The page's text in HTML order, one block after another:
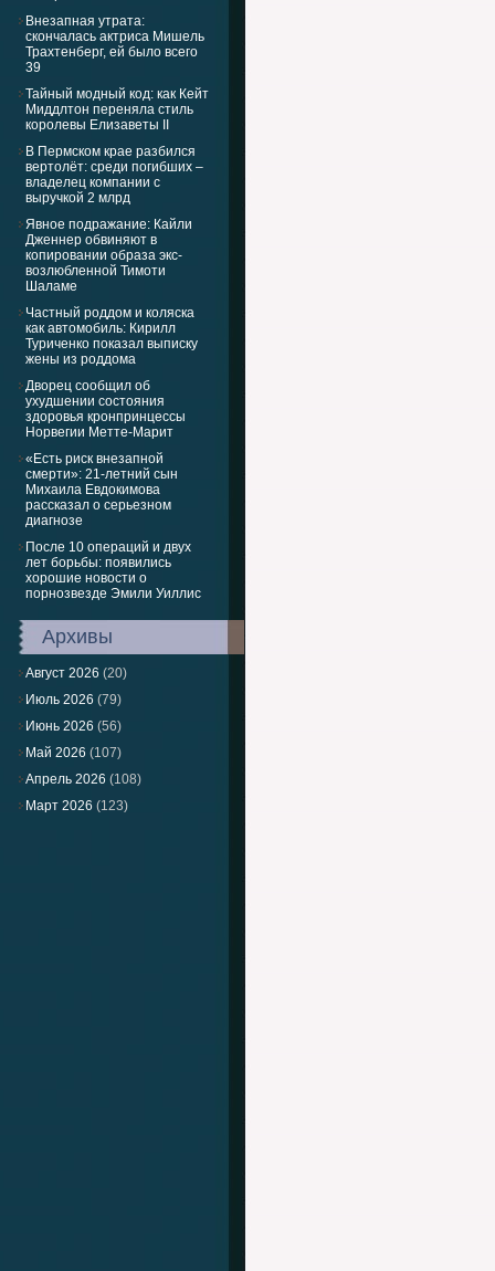
Внезапная утрата:
скончалась актриса Мишель
Трахтенберг, ей было всего
39
Тайный модный код: как Кейт
Миддлтон переняла стиль
королевы Елизаветы II
В Пермском крае разбился
вертолёт: среди погибших –
владелец компании с
выручкой 2 млрд
Явное подражание: Кайли
Дженнер обвиняют в
копировании образа экс-
возлюбленной Тимоти
Шаламе
Частный роддом и коляска
как автомобиль: Кирилл
Туриченко показал выписку
жены из роддома
Дворец сообщил об
ухудшении состояния
здоровья кронпринцессы
Норвегии Метте-Марит
«Есть риск внезапной
смерти»: 21-летний сын
Михаила Евдокимова
рассказал о серьезном
диагнозе
После 10 операций и двух
лет борьбы: появились
хорошие новости о
порнозвезде Эмили Уиллис
Архивы
Август 2026 (20)
Июль 2026 (79)
Июнь 2026 (56)
Май 2026 (107)
Апрель 2026 (108)
Март 2026 (123)